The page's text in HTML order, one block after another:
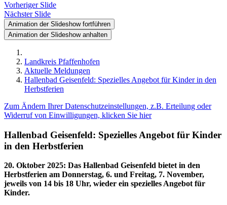
Vorheriger Slide
Nächster Slide
Animation der Slideshow fortführen
Animation der Slideshow anhalten
Landkreis Pfaffenhofen
Aktuelle Meldungen
Hallenbad Geisenfeld: Spezielles Angebot für Kinder in den
Herbstferien
Zum Ändern Ihrer Datenschutzeinstellungen, z.B. Erteilung oder
Widerruf von Einwilligungen, klicken Sie hier
Hallenbad Geisenfeld: Spezielles Angebot für Kinder
in den Herbstferien
20. Oktober 2025: Das Hallenbad Geisenfeld bietet in den
Herbstferien am Donnerstag, 6. und Freitag, 7. November,
jeweils von 14 bis 18 Uhr, wieder ein spezielles Angebot für
Kinder.